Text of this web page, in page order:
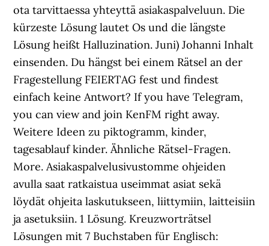
ota tarvittaessa yhteyttä asiakaspalveluun. Die
kürzeste Lösung lautet Os und die längste
Lösung heißt Halluzination. Juni) Johanni Inhalt
einsenden. Du hängst bei einem Rätsel an der
Fragestellung FEIERTAG fest und findest
einfach keine Antwort? If you have Telegram,
you can view and join KenFM right away.
Weitere Ideen zu piktogramm, kinder,
tagesablauf kinder. Ähnliche Rätsel-Fragen.
More. Asiakaspalvelusivustomme ohjeiden
avulla saat ratkaistua useimmat asiat sekä
löydät ohjeita laskutukseen, liittymiin, laitteisiin
ja asetuksiin. 1 Lösung. Kreuzworträtsel
Lösungen mit 7 Buchstaben für Englisch: